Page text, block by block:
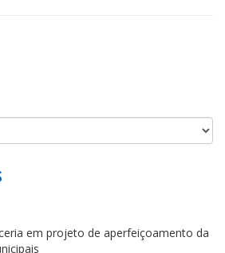
em projeto de aperfeiçoamento da